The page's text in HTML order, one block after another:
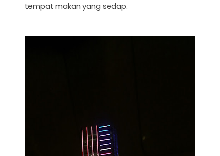
tempat makan yang sedap.